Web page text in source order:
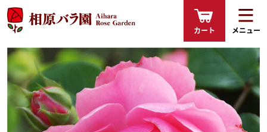
カート メニュー